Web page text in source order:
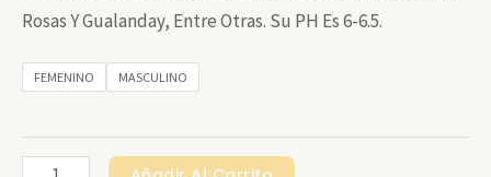
Rosas Y Gualanday, Entre Otras. Su PH Es 6-6.5.
FEMENINO MASCULINO
Cabello